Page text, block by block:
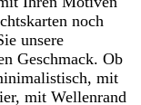
noch
unsere
Geschmack. Ob
mit
mit Wellenrand